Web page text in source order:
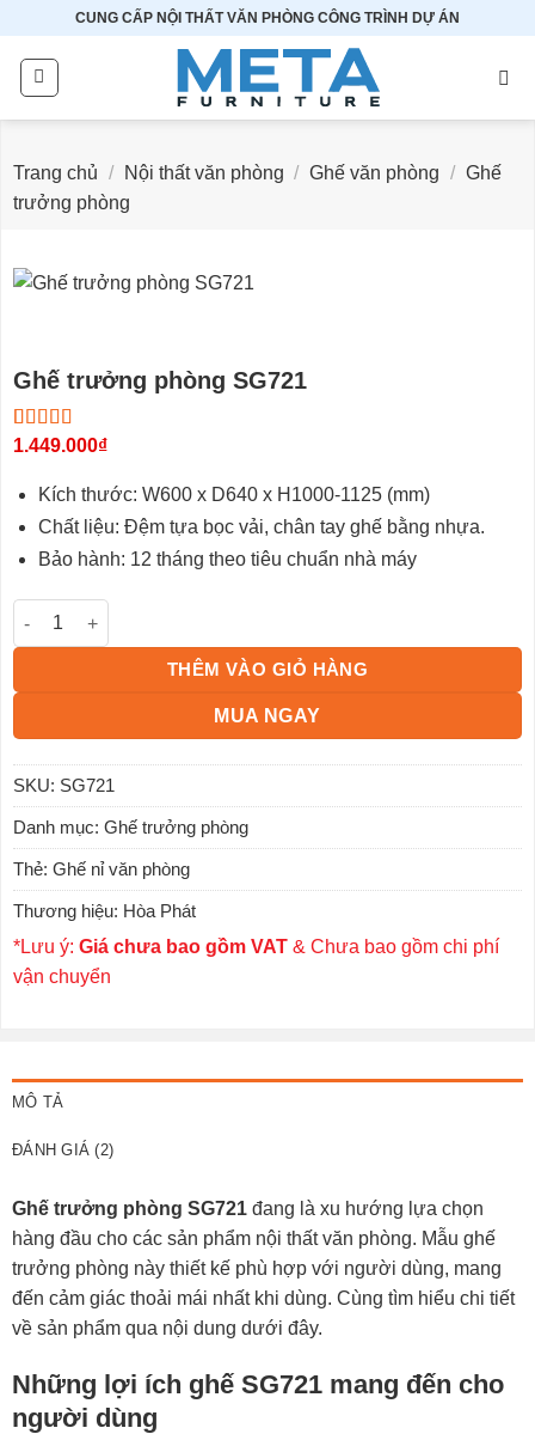
dung
CUNG CẤP NỘI THẤT VĂN PHÒNG CÔNG TRÌNH DỰ ÁN
Trang chủ / Nội thất văn phòng / Ghế văn phòng / Ghế
trưởng phòng
Ghế trưởng phòng SG721
5.00trên 5
2
đánh giá
1.449.000₫
Kích thước: W600 x D640 x H1000-1125 (mm)
Chất liệu: Đệm tựa bọc vải, chân tay ghế bằng nhựa.
Bảo hành: 12 tháng theo tiêu chuẩn nhà máy
Ghế trưởng phòng SG721 số lượng
THÊM VÀO GIỎ HÀNG
MUA NGAY
SKU: SG721
Danh mục: Ghế trưởng phòng
Thẻ: Ghế nỉ văn phòng
Thương hiệu: Hòa Phát
*Lưu ý: Giá chưa bao gồm VAT & Chưa bao gồm chi phí
vận chuyển
MÔ TẢ
ĐÁNH GIÁ (2)
Ghế trưởng phòng SG721 đang là xu hướng lựa chọn
hàng đầu cho các sản phẩm nội thất văn phòng. Mẫu ghế
trưởng phòng này thiết kế phù hợp với người dùng, mang
đến cảm giác thoải mái nhất khi dùng. Cùng tìm hiểu chi tiết
về sản phẩm qua nội dung dưới đây.
Những lợi ích ghế SG721 mang đến cho
người dùng